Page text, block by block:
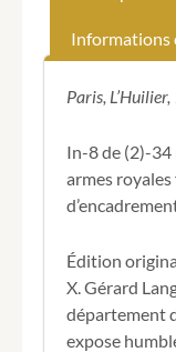
Informations
Paris,
In-8 de (2)-
armes
Édition
X. Gérard
département
expose